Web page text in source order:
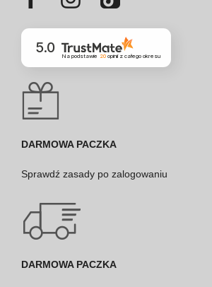
5.0
Na podstawie 20opinii z całego okresu
DARMOWA PACZKA
Sprawdź zasady po zalogowaniu
DARMOWA PACZKA